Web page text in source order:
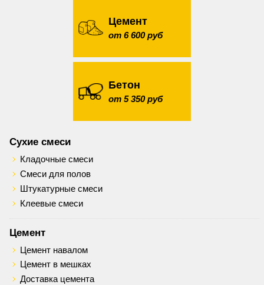
Цемент
от 6 600 руб
Бетон
от 5 350 руб
Сухие смеси
Кладочные смеси
Смеси для полов
Штукатурные смеси
Клеевые смеси
Цемент
Цемент навалом
Цемент в мешках
Доставка цемента